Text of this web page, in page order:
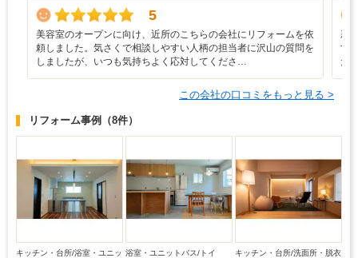
5
美容室のオープンに向け、近所のこちらの会社にリフォームを依
頼しました。気さくで相談しやすい人柄の担当者に沢山の質問を
しましたが、いつも気持ちよく応対してくださ…
新
す
た
この会社の口コミをもっと見る >
リフォーム事例 （8件）
キッチン・台所/浴室・ユニッ 浴室・ユニットバス/トイ
キッチン・台所/洗面所・脱衣